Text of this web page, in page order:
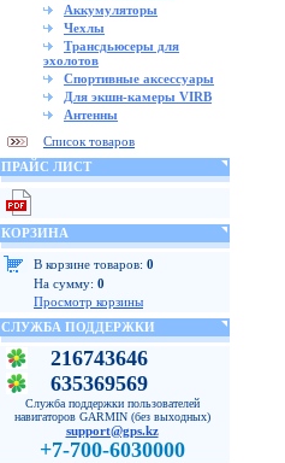
Аккумуляторы
Чехлы
Трансдьюсеры для
эхолотов
Спортивные аксессуары
Для экшн-камеры VIRB
Антенны
Список товаров
ПРАЙС ЛИСТ
КОРЗИНА
В корзине товаров: 0
На сумму: 0
Просмотр корзины
СЛУЖБА ПОДДЕРЖКИ
216743646
635369569
Служба поддержки пользователей
навигаторов GARMIN (без выходных)
support@gps.kz
+7-700-6030000